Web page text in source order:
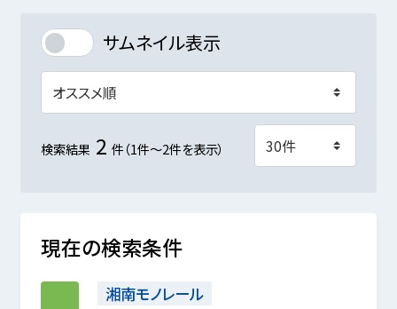
サムネイル表示
検索結果 2 件（1件～2件を表示）
現在の検索条件
湘南モノレール